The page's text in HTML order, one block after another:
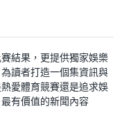
結果，更提供獨家娛樂
讀者打造一個集資訊與
愛體育競賽還是追求娛
有價值的新聞內容